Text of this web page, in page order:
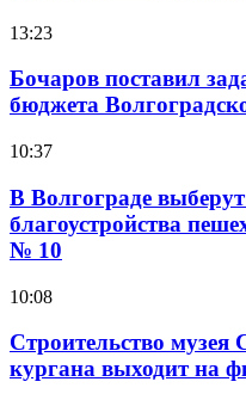
13:23
Бочаров поставил
бюджета
10:37
В Волгограде
благоустройства
№ 10
10:08
Строительство
кургана выходит на